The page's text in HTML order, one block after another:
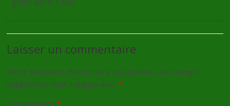
Laisser un commentaire
Votre adresse e-mail ne sera pas publiée. Les champs
obligatoires sont indiqués avec*
Commentaire*